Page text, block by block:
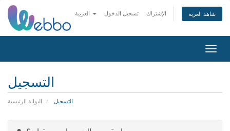
تسجيل الدخول الإشتراك شاهد العربة
التسجيل
البوابة الرئيسية التسجيل